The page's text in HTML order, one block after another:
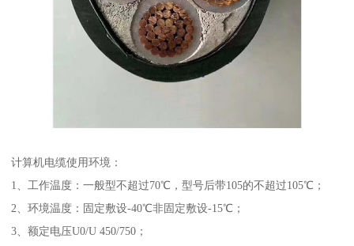
计算机电缆使用环境：
1、工作温度：一般型不超过70℃，型号后带105的不超过105℃；
2、环境温度：固定敷设-40℃非固定敷设-15℃；
3、额定电压U0/U 450/750；